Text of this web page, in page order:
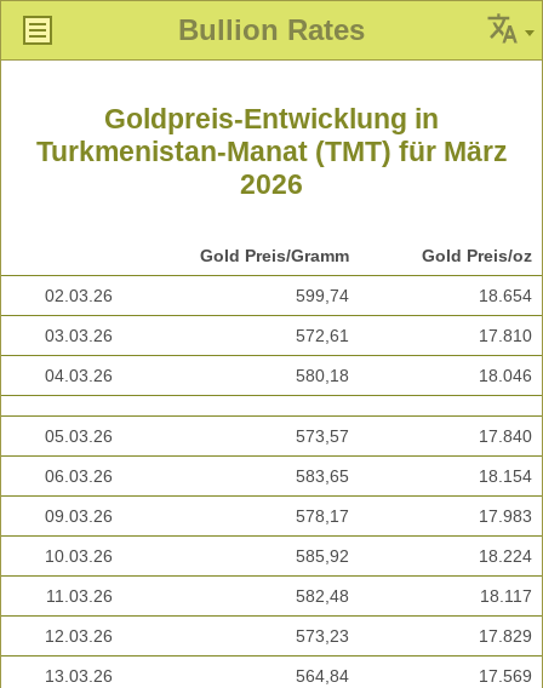
Bullion Rates
Goldpreis-Entwicklung in
Turkmenistan-Manat (TMT) für März
2026
Gold Preis/Gramm Gold Preis/oz
02.03.26 599,74 18.654
03.03.26 572,61 17.810
04.03.26 580,18 18.046
05.03.26 573,57 17.840
06.03.26 583,65 18.154
09.03.26 578,17 17.983
10.03.26 585,92 18.224
11.03.26 582,48 18.117
12.03.26 573,23 17.829
13.03.26 564,84 17.569